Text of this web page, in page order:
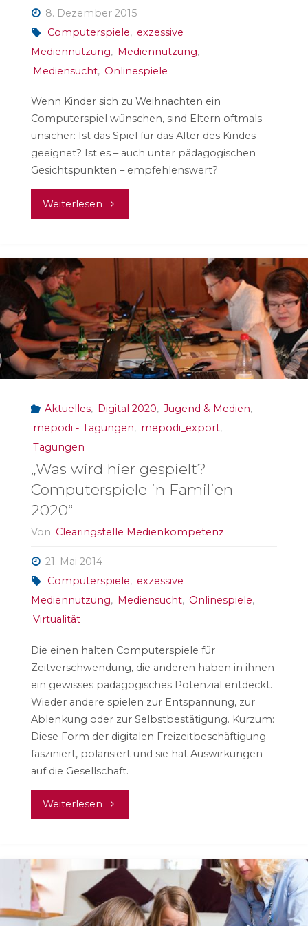
8. Dezember 2015
Computerspiele, exzessive
Mediennutzung, Mediennutzung,
Mediensucht, Onlinespiele
Wenn Kinder sich zu Weihnachten ein
Computerspiel wünschen, sind Eltern oftmals
unsicher: Ist das Spiel für das Alter des Kindes
geeignet? Ist es – auch unter pädagogischen
Gesichtspunkten – empfehlenswert?
Weiterlesen "Computerspiele
dem
Wunschzettel"
Aktuelles, Digital 2020, Jugend & Medien,
mepodi - Tagungen, mepodi_export,
Tagungen
„Was wird hier gespielt?
Computerspiele in Familien
2020“
Von Clearingstelle Medienkompetenz
21. Mai 2014
Computerspiele, exzessive
Mediennutzung, Mediensucht, Onlinespiele,
Virtualität
Die einen halten Computerspiele für
Zeitverschwendung, die anderen haben in ihnen
ein gewisses pädagogisches Potenzial entdeckt.
Wieder andere spielen zur Entspannung, zur
Ablenkung oder zur Selbstbestätigung. Kurzum:
Diese Form der digitalen Freizeitbeschäftigung
fasziniert, polarisiert und sie hat Auswirkungen
auf die Gesellschaft.
Weiterlesen "„Was
hier
gespielt?
Computerspiele